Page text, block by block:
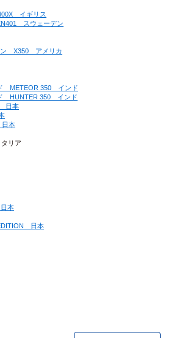
　イギリス
　スウェーデン
　X350　アメリカ
　METEOR 350　インド
　HUNTER 350　インド
日本
日本
リア
本
　日本